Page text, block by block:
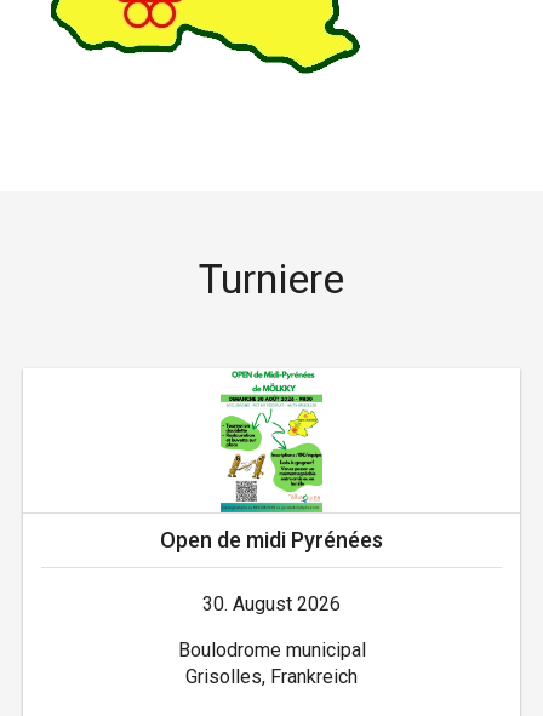
Turniere
Open de midi Pyrénées
30. August 2026
Boulodrome municipal
Grisolles, Frankreich